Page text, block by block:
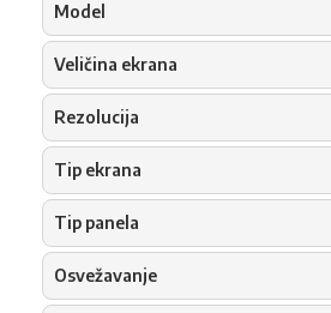
Model
Veličina ekrana
Rezolucija
Tip ekrana
Tip panela
Osvežavanje